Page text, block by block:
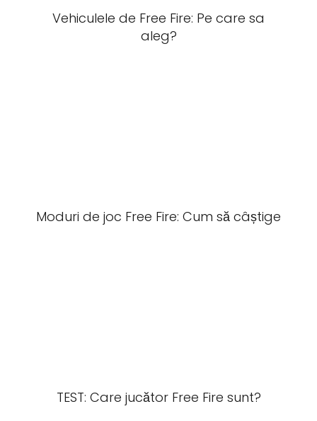
Vehiculele de Free Fire: Pe care sa
aleg?
Moduri de joc Free Fire: Cum să câștige
TEST: Care jucător Free Fire sunt?